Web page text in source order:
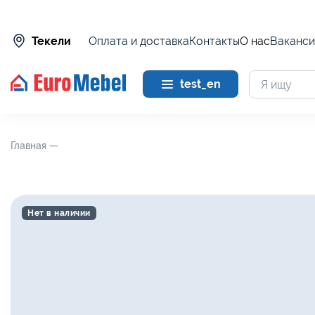
Текели Оплата и доставкаКонтактыО нас
test_en
Главная —
Нет в наличии